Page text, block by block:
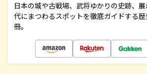
日本の城や古戦場、武将ゆかりの史跡、
代にまつわるスポットを徹底ガイドする
冊。